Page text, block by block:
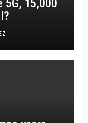
5G, 15,000